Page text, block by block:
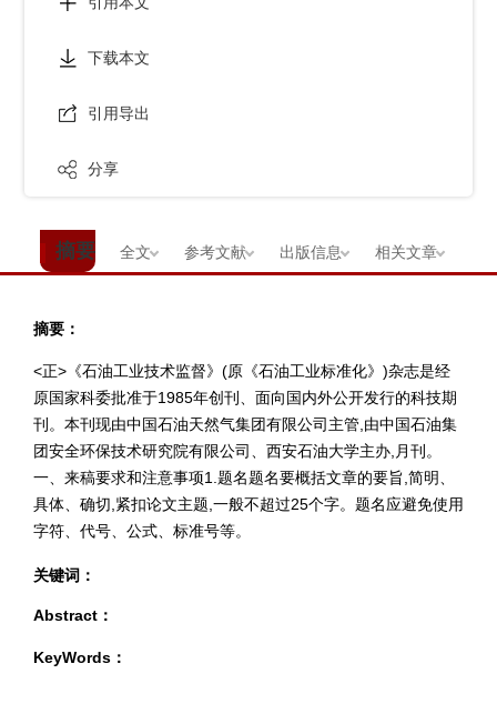
下载本文
引用导出
分享
摘要 全文 参考文献 出版信息 相关文章
摘要：
<正>《石油工业技术监督》(原《石油工业标准化》)杂志是经
原国家科委批准于1985年创刊、面向国内外公开发行的科技期
刊。本刊现由中国石油天然气集团有限公司主管,由中国石油集
团安全环保技术研究院有限公司、西安石油大学主办,月刊。
一、来稿要求和注意事项1.题名题名要概括文章的要旨,简明、
具体、确切,紧扣论文主题,一般不超过25个字。题名应避免使用
字符、代号、公式、标准号等。
关键词：
Abstract：
KeyWords：